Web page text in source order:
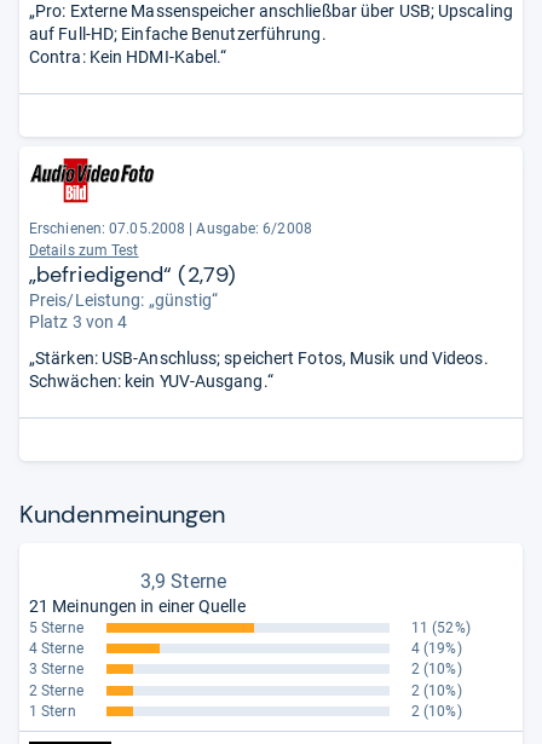
„Pro: Externe Massenspeicher anschließbar über USB; Upscaling
auf Full-HD; Einfache Benutzerführung.
Contra: Kein HDMI-Kabel.“
Erschienen: 07.05.2008
Ausgabe: 6/2008
Details zum Test
„befriedigend“ (2,79)
Preis/Leistung: „günstig“
Platz 3 von 4
„Stärken: USB-Anschluss; speichert Fotos, Musik und Videos.
Schwächen: kein YUV-Ausgang.“
Kun­den­mei­nun­gen
3,9 Sterne
21 Meinungen in einer Quelle
5 Sterne 11 (52%)
4 Sterne
4 (19%)
3 Sterne
2 (10%)
2 Sterne
2 (10%)
1 Stern
2 (10%)